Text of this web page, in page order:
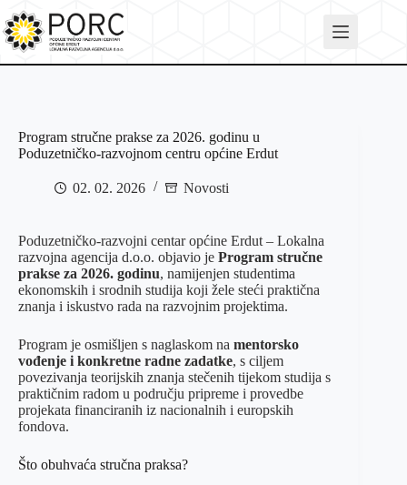
to
content
Program stručne prakse za 2026. godinu u
Poduzetničko-razvojnom centru općine Erdut
02. 02. 2026 Novosti
Poduzetničko-razvojni centar općine Erdut – Lokalna
razvojna agencija d.o.o. objavio je Program stručne
prakse za 2026. godinu, namijenjen studentima
ekonomskih i srodnih studija koji žele steći praktična
znanja i iskustvo rada na razvojnim projektima.
Program je osmišljen s naglaskom na mentorsko
vođenje i konkretne radne zadatke, s ciljem
povezivanja teorijskih znanja stečenih tijekom studija s
praktičnim radom u području pripreme i provedbe
projekata financiranih iz nacionalnih i europskih
fondova.
Što obuhvaća stručna praksa?